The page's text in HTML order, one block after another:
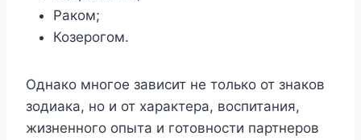
Раком;
Козерогом.
Однако многое зависит не только от знаков
зодиака, но и от характера, воспитания,
жизненного опыта и готовности партнеров